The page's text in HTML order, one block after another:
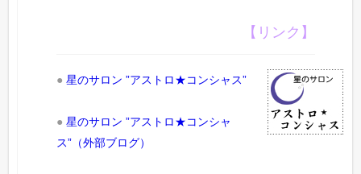
【リンク】
●星のサロン ”アストロ★コンシャス”
●星のサロン ”アストロ★コンシャ
ス”（外部ブログ）